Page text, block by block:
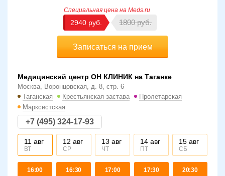
2940 1800
Записаться на прием
Медицинский центр ОН КЛИНИК на Таганке
Москва, Воронцовская, д. 8, стр. 6
Таганская
Крестьянская застава
Пролетарская
Марксистская
+7 (495) 324-17-93
11 авг
ВТ
12 авг
СР
13 авг
ЧТ
14 авг
ПТ
15 авг
СБ
16:00 16:30 17:00 17:30 20:30